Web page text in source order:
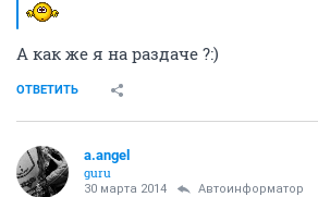
А как же я на раздаче ?:)
ОТВЕТИТЬ
a.angel
guru
30 марта 2014 Автоинформатор